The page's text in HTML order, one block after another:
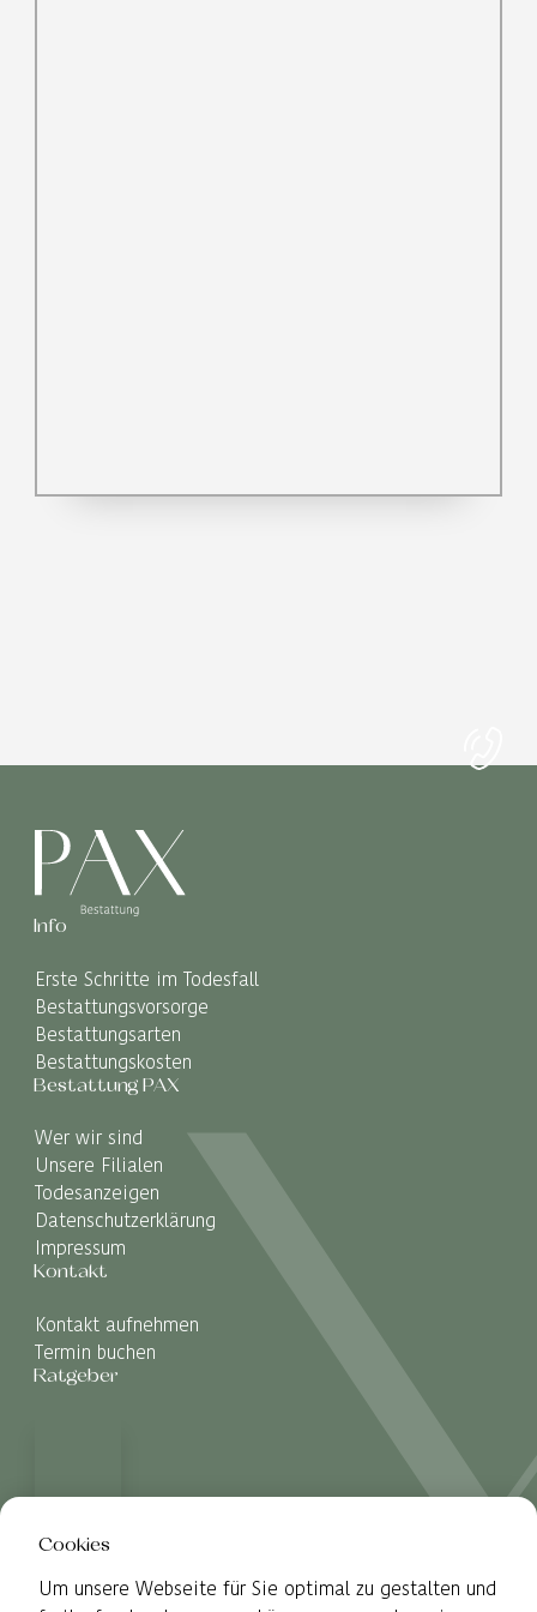
Info
Erste Schritte im Todesfall
Bestattungsvorsorge
Bestattungsarten
Bestattungskosten
Bestattung PAX
Wer wir sind
Unsere Filialen
Todesanzeigen
Datenschutzerklärung
Impressum
Kontakt
Kontakt aufnehmen
Termin buchen
Ratgeber
Cookies
Um unsere Webseite für Sie optimal zu gestalten und